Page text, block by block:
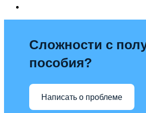
Сложности с
пособия?
Написать о проблеме